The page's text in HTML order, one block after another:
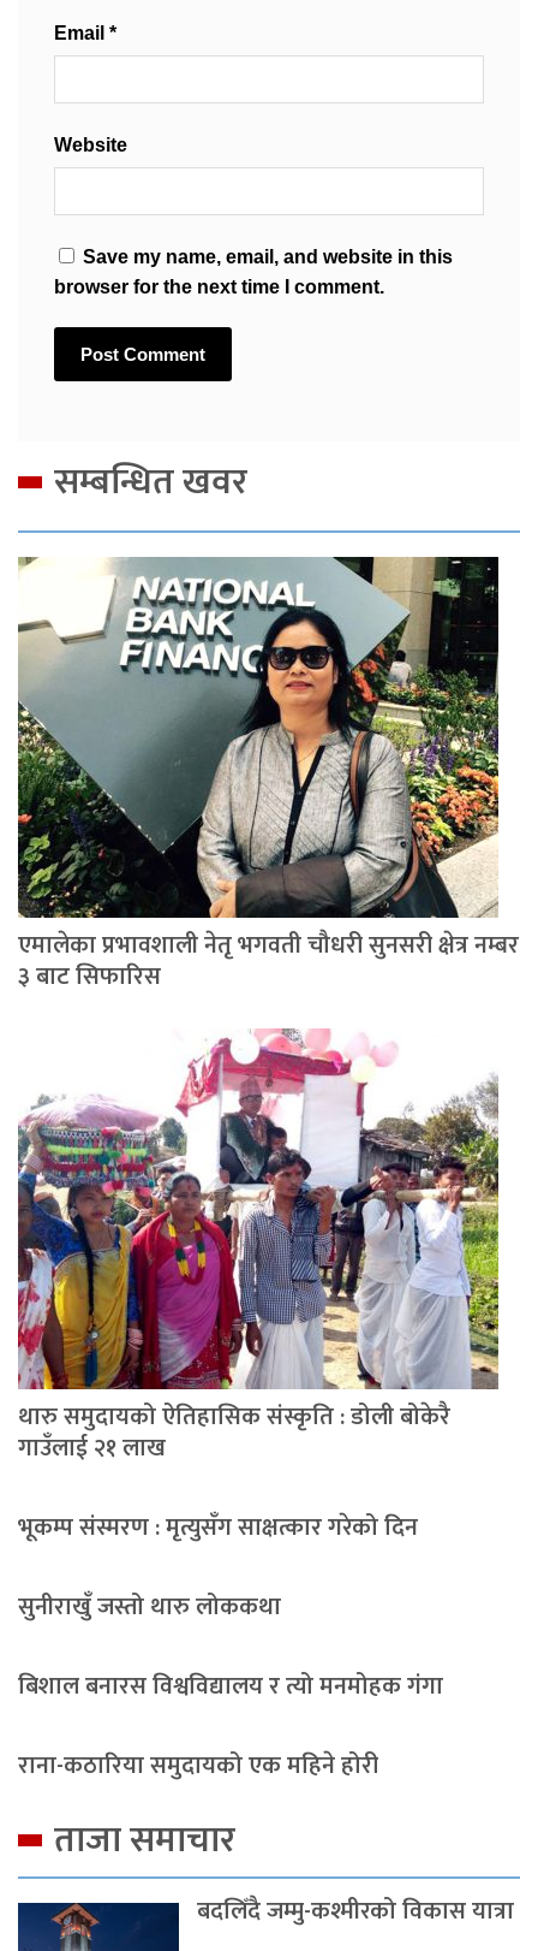
Email *
Website
Save my name, email, and website in this
browser for the next time I comment.
सम्बन्धित खवर
एमालेका प्रभावशाली नेतृ भगवती चौधरी सुनसरी क्षेत्र नम्बर
३ बाट सिफारिस
थारु समुदायको ऐतिहासिक संस्कृति : डोली बोकेरै
गाउँलाई २१ लाख
भूकम्प संस्मरण : मृत्युसँग साक्षत्कार गरेको दिन
सुनीराखुँ जस्तो थारु लोककथा
बिशाल बनारस विश्वविद्यालय र त्यो मनमोहक गंगा
राना-कठारिया समुदायको एक महिने होरी
ताजा समाचार
बदलिँदै जम्मु-कश्मीरको विकास यात्रा